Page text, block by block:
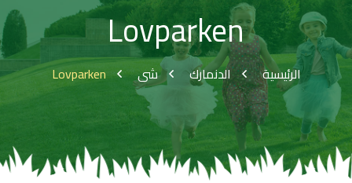
Lovparken
الرئيسية الدنمارك شى Lovparken